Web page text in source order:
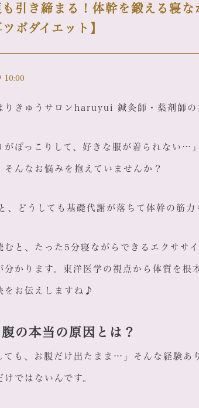
引き締まる！体幹を鍛える寝
ボダイエット】
10:00
りきゅうサロンharuyui 鍼灸師・薬剤師の
がぽっこりして、好きな服が着られない…
んなお悩みを抱えていませんか？
、どうしても基礎代謝が落ちて体幹の筋力
むと、たった5分寝ながらできるエクササ
分かります。東洋医学の視点から体質を根
をお伝えしますね♪
の本当の原因とは？
ても、お腹だけ出たまま…」そんな経験あ
ではないんです。